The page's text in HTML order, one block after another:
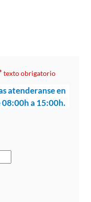
texto obrigatorio
atenderanse en
a 15:00h.